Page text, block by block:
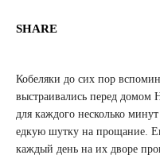
SHARE
Кобеляки до сих пор
выстраивались перед домом
для каждого несколько
едкую шутку на прощание.
каждый день на их дворе